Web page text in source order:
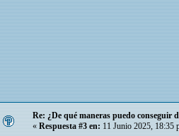
Re: ¿De qué maneras puedo conseguir
« Respuesta #3 en: 11 Junio 2025, 18:35